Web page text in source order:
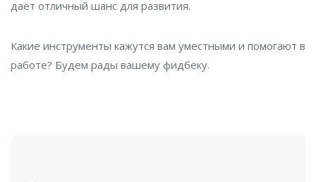
даёт отличный шанс для развития.
Какие инструменты кажутся вам уместными и помогают в
работе? Будем рады вашему фидбеку.